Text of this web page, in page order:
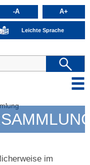
-A A+
Leichte Sprache
im